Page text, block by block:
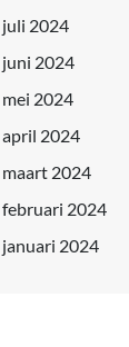
juli 2024
juni 2024
mei 2024
april 2024
maart 2024
februari 2024
januari 2024